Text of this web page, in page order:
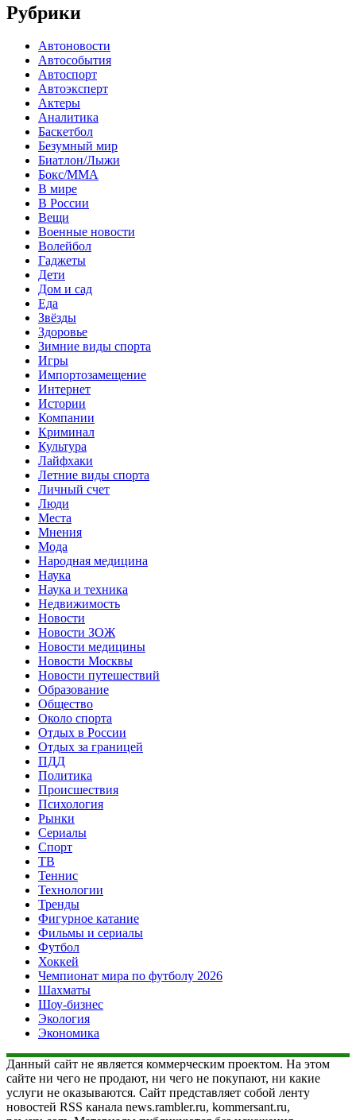
Рубрики
Автоновости
Автособытия
Автоспорт
Автоэксперт
Актеры
Аналитика
Баскетбол
Безумный мир
Биатлон/Лыжи
Бокс/MMA
В мире
В России
Вещи
Военные новости
Волейбол
Гаджеты
Дети
Дом и сад
Еда
Звёзды
Здоровье
Зимние виды спорта
Игры
Импортозамещение
Интернет
Истории
Компании
Криминал
Культура
Лайфхаки
Летние виды спорта
Личный счет
Люди
Места
Мнения
Мода
Народная медицина
Наука
Наука и техника
Недвижимость
Новости
Новости ЗОЖ
Новости медицины
Новости Москвы
Новости путешествий
Образование
Общество
Около спорта
Отдых в России
Отдых за границей
ПДД
Политика
Происшествия
Психология
Рынки
Сериалы
Спорт
ТВ
Теннис
Технологии
Тренды
Фигурное катание
Фильмы и сериалы
Футбол
Хоккей
Чемпионат мира по футболу 2026
Шахматы
Шоу-бизнес
Экология
Экономика
Данный сайт не является коммерческим проектом. На этом
сайте ни чего не продают, ни чего не покупают, ни какие
услуги не оказываются. Сайт представляет собой ленту
новостей RSS канала news.rambler.ru, kommersant.ru,